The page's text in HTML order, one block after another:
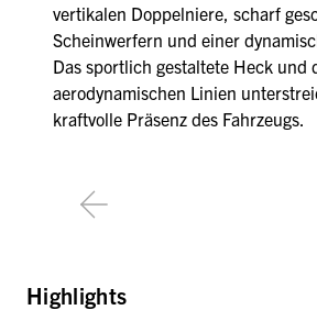
vertikalen Doppelniere, scharf
Scheinwerfern und einer
Das sportlich gestaltete Heck und
aerodynamischen Linien
kraftvolle Präsenz des Fahrzeugs.
Highlights